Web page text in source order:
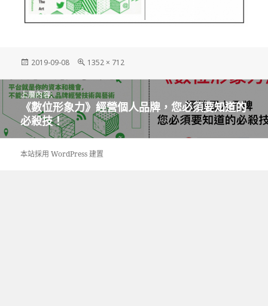
發
日
期:
2019-09-08
完
寸
1352 × 712
導
覽
上層內容:
《數位形象力》經營個人品牌，您必須要知道的
必殺技！
本站採用 WordPress 建置